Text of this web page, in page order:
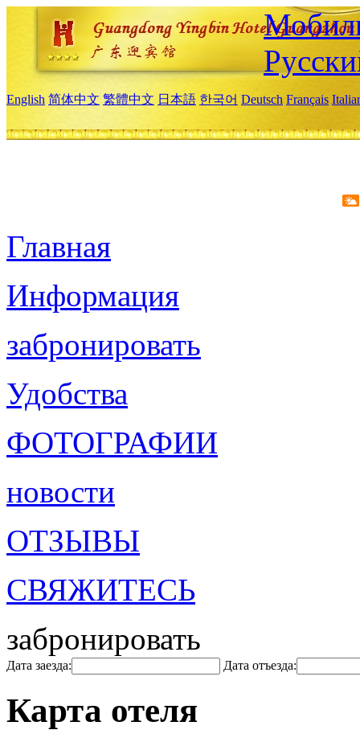
English 简体中文 繁體中文 日本語 한국어 Deutsch Français
Главная
Информация
забронировать
Удобства
ФОТОГРАФИИ
новости
ОТЗЫВЫ
СВЯЖИТЕСЬ
забронировать
Дата заезда: Дата отъезда:
Карта отеля